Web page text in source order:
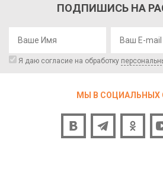
ПОДПИШИСЬ НА
Я даю согласие на обработку
МЫ В СОЦИАЛЬНЫХ